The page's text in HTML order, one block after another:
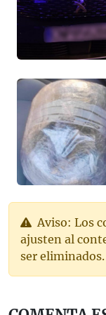
Aviso: Los
ajusten al
ser eliminados.